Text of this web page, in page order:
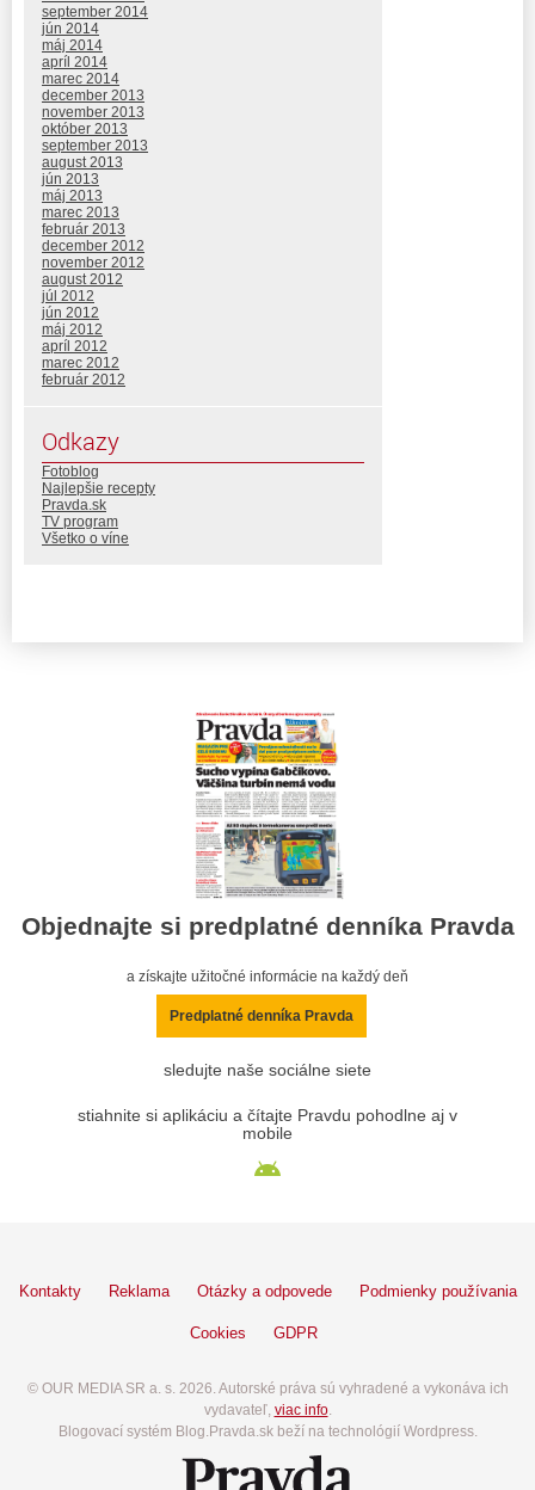
september 2014
jún 2014
máj 2014
apríl 2014
marec 2014
december 2013
november 2013
október 2013
september 2013
august 2013
jún 2013
máj 2013
marec 2013
február 2013
december 2012
november 2012
august 2012
júl 2012
jún 2012
máj 2012
apríl 2012
marec 2012
február 2012
Odkazy
Fotoblog
Najlepšie recepty
Pravda.sk
TV program
Všetko o víne
Objednajte si predplatné denníka Pravda
a získajte užitočné informácie na každý deň
Predplatné denníka Pravda
sledujte naše sociálne siete
stiahnite si aplikáciu a čítajte Pravdu pohodlne aj v
mobile
Kontakty Reklama Otázky a odpovede Podmienky používania
Cookies GDPR
© OUR MEDIA SR a. s. 2026. Autorské práva sú vyhradené a vykonáva ich
vydavateľ, viac info.
Blogovací systém Blog.Pravda.sk beží na technológií Wordpress.